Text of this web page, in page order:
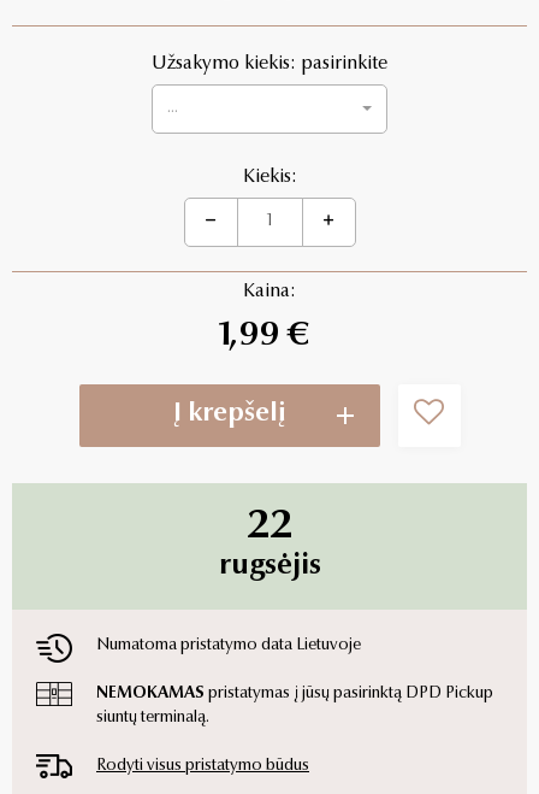
Užsakymo kiekis: pasirinkite
...
Kiekis:
Kaina:
1,99 €
Į krepšelį
22
rugsėjis
Numatoma pristatymo data Lietuvoje
NEMOKAMAS pristatymas į jūsų pasirinktą DPD Pickup
siuntų terminalą.
Rodyti visus pristatymo būdus